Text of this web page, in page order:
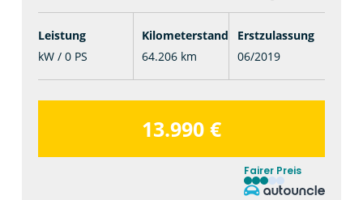
Leistung
kW / 0 PS
Kilometerstand
64.206 km
Erstzulassung
06/2019
13.990 €
Fairer Preis